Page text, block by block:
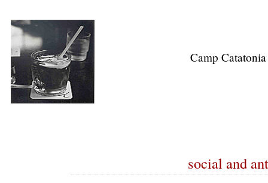
Camp Catatonia
social and